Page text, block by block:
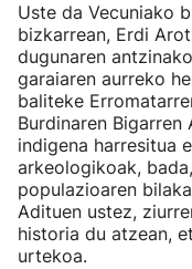
Uste da Vecuniako
bizkarrean, Erdi
dugunaren
garaiaren aurreko
baliteke
Burdinaren
indigena harresitua
arkeologikoak,
populazioaren
Adituen ustez,
historia du atzean,
urtekoa.